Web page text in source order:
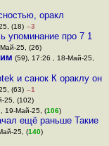
оракл
(18) –3
упоминание про 7 1
25, (26)
(59), 17:26 , 18-Май-25,
и санок К ораклу он
(63) –1
25, (102)
, 19-Май-25, (106)
ещё раньше Такие
25, (140)